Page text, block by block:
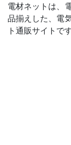
電材ネットは、
品揃えした、電
ト通販サイトです